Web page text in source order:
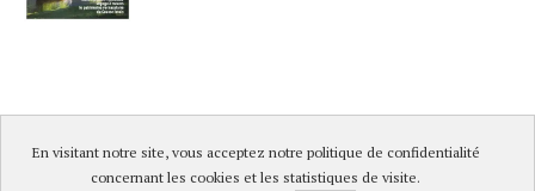
En visitant notre site, vous acceptez notre politique de confidentialité
concernant les cookies et les statistiques de visite.
© DireLot 2019 |Mentions légales & Politique de confidentialité|
Conditions générales de vente|Paiement sécurisé et livraison